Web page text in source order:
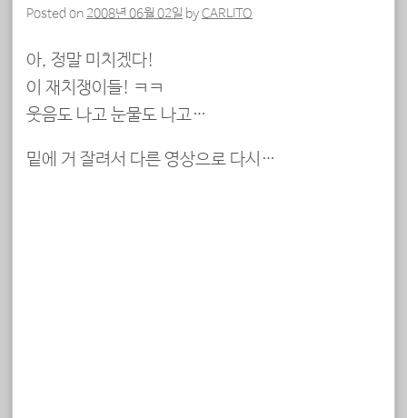
Posted on 2008년 06월 02일 byCARLITO
아, 정말 미치겠다!
이 재치쟁이들! ㅋㅋ
웃음도 나고 눈물도 나고…
밑에 거 잘려서 다른 영상으로 다시…